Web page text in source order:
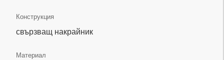
Конструкция
свързващ накрайник
Материал